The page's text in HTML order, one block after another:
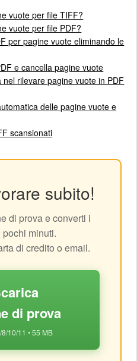
vuote per file TIFF?
vuote per file PDF?
per pagine vuote eliminando le
e cancella pagine vuote
rilevare pagine vuote in PDF
delle pagine vuote e
scansionati
subito!
di prova e converti i
minuti.
di credito o email.
di prova
10/11 • 55 MB